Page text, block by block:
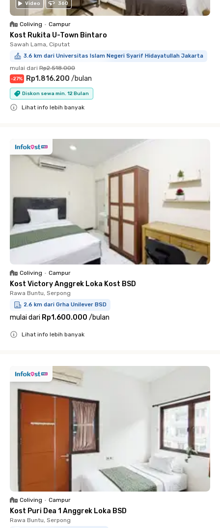
Video 360
Coliving • Campur
Kost Rukita U-Town Bintaro
Sawah Lama, Ciputat
3.6 km dari Universitas Islam Negeri Syarif Hidayatullah Jakarta
mulai dari Rp2.518.000
-27% Rp1.816.200 /bulan
Diskon sewa min. 12 Bulan
Lihat info lebih banyak
Coliving • Campur
Kost Victory Anggrek Loka Kost BSD
Rawa Buntu, Serpong
2.6 km dari Grha Unilever BSD
mulai dari Rp1.600.000 /bulan
Lihat info lebih banyak
Coliving • Campur
Kost Puri Dea 1 Anggrek Loka BSD
Rawa Buntu, Serpong